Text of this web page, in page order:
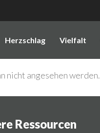
Herzschlag Vielfalt
nicht angesehen werden.
Ressourcen